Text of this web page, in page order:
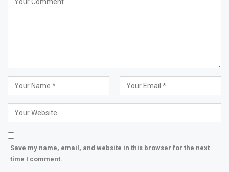
Save my name, email, and website in this browser for the next
time I comment.